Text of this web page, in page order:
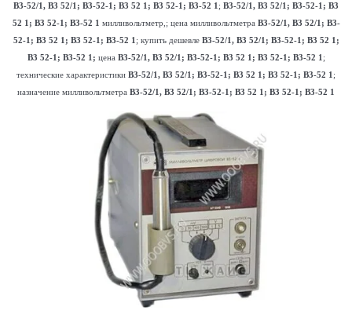
В3-52/1, В3 52/1; В3-52-1; В3 52 1; В3 52-1; В3-52 1 ; В3-52/1, В3 52/1; В3-52-1; В3
52 1; В3 52-1; В3-52 1 милливольтметр,; цена милливольтметра В3-52/1, В3 52/1; В3-
52-1; В3 52 1; В3 52-1; В3-52 1 ; купить дешевле В3-52/1, В3 52/1; В3-52-1; В3 52 1;
В3 52-1; В3-52 1; цена В3-52/1, В3 52/1; В3-52-1; В3 52 1; В3 52-1; В3-52 1 ;
технические характеристики В3-52/1, В3 52/1; В3-52-1; В3 52 1; В3 52-1; В3-52 1 ;
назначение милливольтметра В3-52/1, В3 52/1; В3-52-1; В3 52 1; В3 52-1; В3-52 1